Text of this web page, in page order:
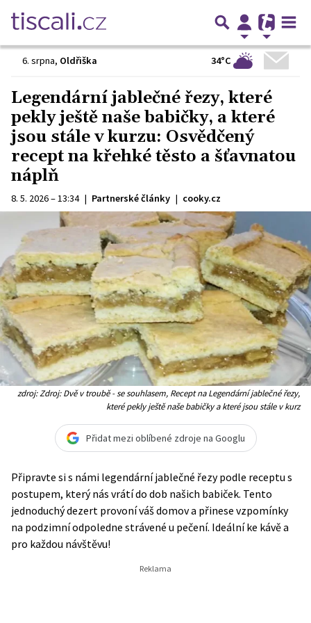
6. srpna, Oldřiška 34°C
Legendární jablečné řezy, které
pekly ještě naše babičky, a které
jsou stále v kurzu: Osvědčený
recept na křehké těsto a šťavnatou
náplň
8. 5. 2026 – 13:34 | Partnerské články | cooky.cz
zdroj: Zdroj: Dvě v troubě - se souhlasem, Recept na Legendární jablečné řezy,
které pekly ještě naše babičky a které jsou stále v kurz
Přidat mezi oblíbené zdroje na Googlu
Připravte si s námi legendární jablečné řezy podle receptu s
postupem, který nás vrátí do dob našich babiček. Tento
jednoduchý dezert provoní váš domov a přinese vzpomínky
na podzimní odpoledne strávené u pečení. Ideální ke kávě a
pro každou návštěvu!